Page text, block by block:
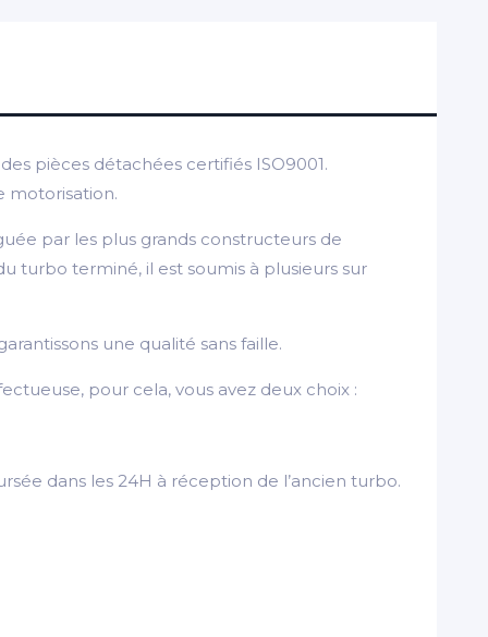
pièces détachées certifiés ISO9001.
motorisation.
par les plus grands constructeurs de
turbo terminé, il est soumis à plusieurs sur
une qualité sans faille.
pour cela, vous avez deux choix :
dans les 24H à réception de l’ancien turbo.